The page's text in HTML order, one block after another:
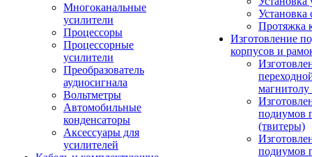
Многоканальные
усилители
Процессоры
Процессорные
усилители
Преобразователь
аудиосигнала
Вольтметры
Автомобильные
конденсаторы
Аксессуары для
усилителей
Установка
Протяжка
Изготовление
корпусов и
подиумов
(твитеры)
подиумов